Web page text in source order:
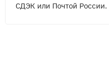
СДЭК или Почтой России.